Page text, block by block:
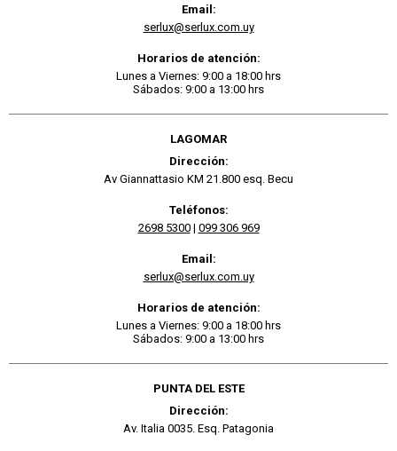
Email:
serlux@serlux.com.uy
Horarios de atención:
Lunes a Viernes: 9:00 a 18:00 hrs
Sábados: 9:00 a 13:00 hrs
LAGOMAR
Dirección:
Av Giannattasio KM 21.800 esq. Becu
Teléfonos:
2698 5300| 099 306 969
Email:
serlux@serlux.com.uy
Horarios de atención:
Lunes a Viernes: 9:00 a 18:00 hrs
Sábados: 9:00 a 13:00 hrs
PUNTA DEL ESTE
Dirección:
Av. Italia 0035. Esq. Patagonia